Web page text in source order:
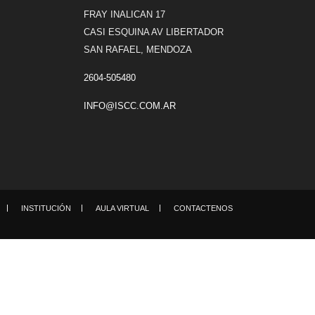
FRAY INALICAN 17
CASI ESQUINA AV LIBERTADOR
SAN RAFAEL, MENDOZA
2604-505480
INFO@ISCC.COM.AR
INSTITUCIÓN AULA VIRTUAL CONTACTENOS